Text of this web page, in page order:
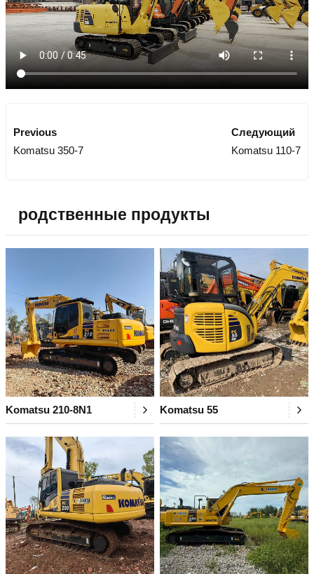
Previous
Komatsu 350-7
Следующий
Komatsu 110-7
родственные продукты
Komatsu 210-8N1 Komatsu 55